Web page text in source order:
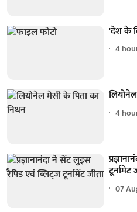
'देश के
4
4
टूर्नामेंट
07